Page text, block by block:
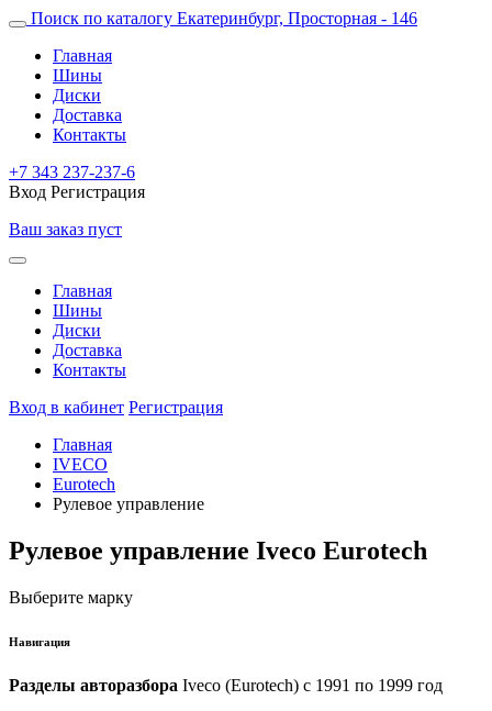
Поиск по каталогу Екатеринбург, Просторная - 146
Главная
Шины
Диски
Доставка
Контакты
+7 343 237-237-6
Вход Регистрация
Ваш заказ пуст
Главная
Шины
Диски
Доставка
Контакты
Вход в кабинет Регистрация
Главная
IVECO
Eurotech
Рулевое управление
Рулевое управление Iveco Eurotech
Выберите марку
Навигация
Разделы авторазбора Iveco (Eurotech) с 1991 по 1999 год